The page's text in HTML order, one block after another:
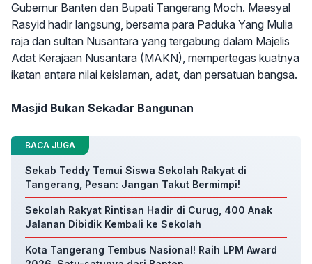
Gubernur Banten dan Bupati Tangerang Moch. Maesyal
Rasyid hadir langsung, bersama para Paduka Yang Mulia
raja dan sultan Nusantara yang tergabung dalam Majelis
Adat Kerajaan Nusantara (MAKN), mempertegas kuatnya
ikatan antara nilai keislaman, adat, dan persatuan bangsa.
Masjid Bukan Sekadar Bangunan
BACA JUGA
Sekab Teddy Temui Siswa Sekolah Rakyat di
Tangerang, Pesan: Jangan Takut Bermimpi!
Sekolah Rakyat Rintisan Hadir di Curug, 400 Anak
Jalanan Dibidik Kembali ke Sekolah
Kota Tangerang Tembus Nasional! Raih LPM Award